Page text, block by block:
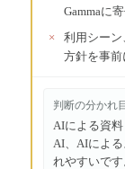
Gammaに
×
利用シー
方針を事前
判断の分かれ目
AIによる資
AI、AIによ
れやすいです